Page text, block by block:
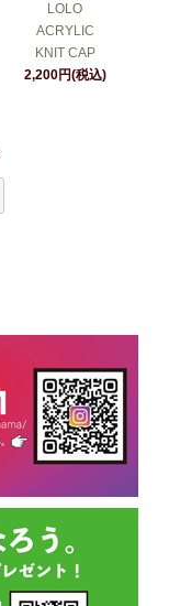
LOLO
ACRYLIC
KNIT CAP
2,200円(税込)